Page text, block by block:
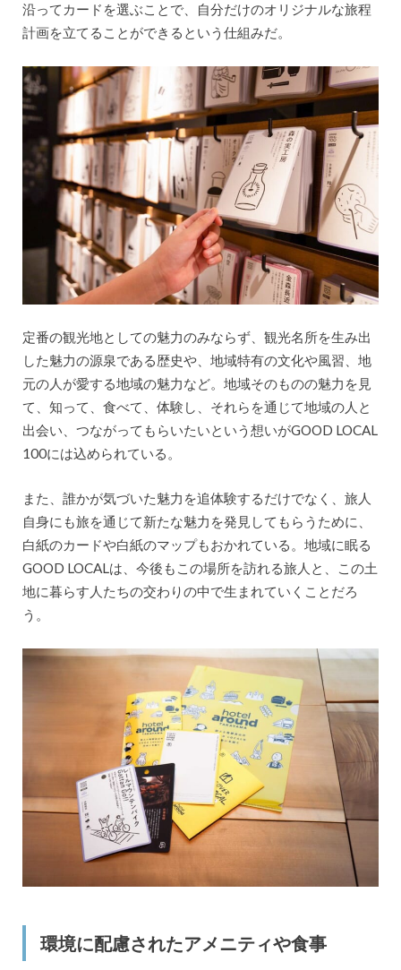
沿ってカードを選ぶことで、自分だけのオリジナルな旅程
計画を立てることができるという仕組みだ。
定番の観光地としての魅力のみならず、観光名所を生み出
した魅力の源泉である歴史や、地域特有の文化や風習、地
元の人が愛する地域の魅力など。地域そのものの魅力を見
て、知って、食べて、体験し、それらを通じて地域の人と
出会い、つながってもらいたいという想いがGOOD LOCAL
100には込められている。
また、誰かが気づいた魅力を追体験するだけでなく、旅人
自身にも旅を通じて新たな魅力を発見してもらうために、
白紙のカードや白紙のマップもおかれている。地域に眠る
GOOD LOCALは、今後もこの場所を訪れる旅人と、この土
地に暮らす人たちの交わりの中で生まれていくことだろ
う。
環境に配慮されたアメニティや食事